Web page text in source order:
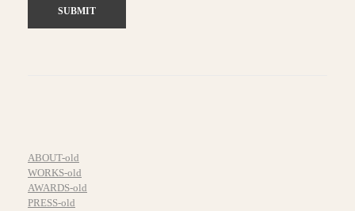
ABOUT-old
WORKS-old
AWARDS-old
PRESS-old